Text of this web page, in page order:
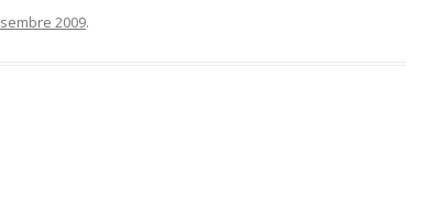
2009.